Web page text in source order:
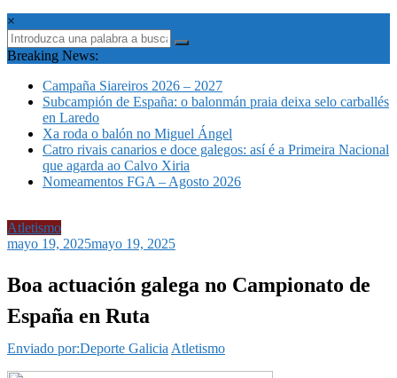
×
Breaking News:
Campaña Siareiros 2026 – 2027
Subcampión de España: o balonmán praia deixa selo carballés
en Laredo
Xa roda o balón no Miguel Ángel
Catro rivais canarios e doce galegos: así é a Primeira Nacional
que agarda ao Calvo Xiria
Nomeamentos FGA – Agosto 2026
Atletismo
mayo 19, 2025mayo 19, 2025
Boa actuación galega no Campionato de
España en Ruta
Enviado por:Deporte Galicia Atletismo